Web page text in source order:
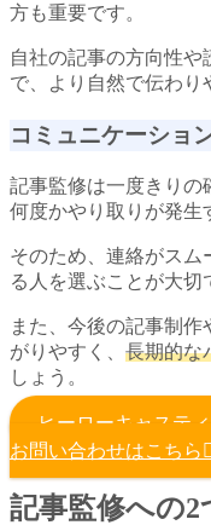
方も重要です。
自社の記事の方向性や
で、より自然で伝わり
コミュニケーショ
記事監修は一度きりの
何度かやり取りが発生
そのため、連絡がス
る人を選ぶことが大切
また、今後の記事制
がりやすく、 長期的な
しょう。
ヒーローキャステ
お問い合わせはこちら
記事監修への2